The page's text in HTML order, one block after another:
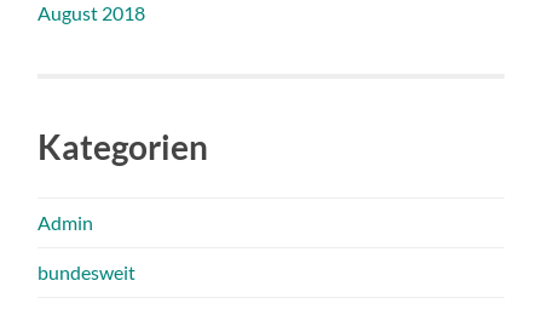
August 2018
Kategorien
Admin
bundesweit